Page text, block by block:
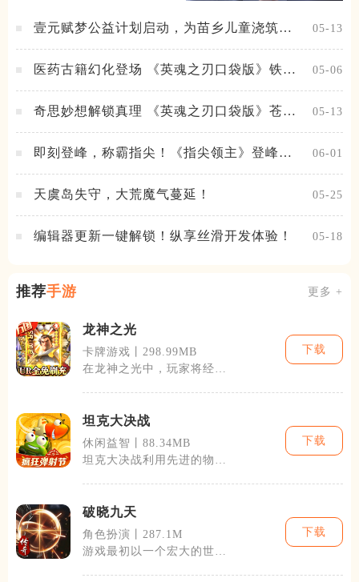
壹元赋梦公益计划启动，为苗乡儿童浇筑梦
05-13
医药古籍幻化登场 《英魂之刃口袋版》铁扇
05-06
奇思妙想解锁真理 《英魂之刃口袋版》苍天
05-13
即刻登峰，称霸指尖！《指尖领主》登峰测
06-01
天虞岛失守，大荒魔气蔓延！ 05-25
编辑器更新一键解锁！纵享丝滑开发体验！ 05-18
推荐手游 更多 +
龙神之光
卡牌游戏丨298.99MB
在龙神之光中，玩家将经历
下载
坦克大决战
休闲益智丨88.34MB
坦克大决战利用先进的物理
下载
破晓九天
角色扮演丨287.1M
游戏最初以一个宏大的世界
下载